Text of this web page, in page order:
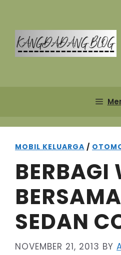
content
MOBIL KELUARGA /
BERBAGI
SEDAN
NOVEMBER 21, 2013 BY